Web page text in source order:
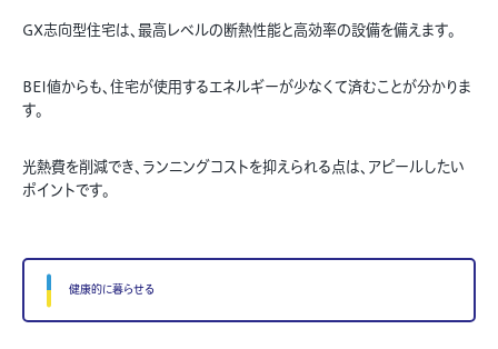
GX志向型住宅は、最高レベルの断熱性能と高効率の設備を備えます。
BEI値からも、住宅が使用するエネルギーが少なくて済むことが分かりま
す。
光熱費を削減でき、ランニングコストを抑えられる点は、アピールしたい
ポイントです。
健康的に暮らせる